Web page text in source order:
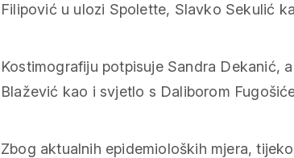
Filipović u ulozi Spolette, Slavko Sekulić
Kostimografiju potpisuje Sandra Dekanić,
Blažević kao i svjetlo s Daliborom
Zbog aktualnih epidemioloških mjera,